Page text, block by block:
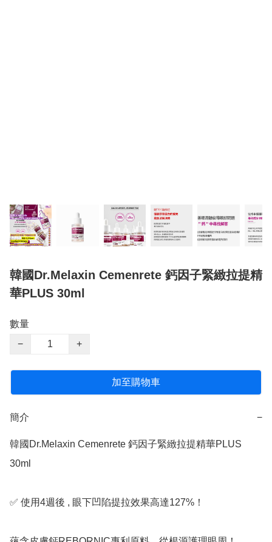
韓國Dr.Melaxin Cemenrete 鈣因子緊緻拉提精
華PLUS 30ml
數量
−
+
加至購物車
簡介 −
韓國Dr.Melaxin Cemenrete 鈣因子緊緻拉提精華PLUS
30ml
✅️ 使用4週後 , 眼下凹陷提拉效果高達127%！